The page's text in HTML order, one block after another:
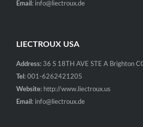
Email : info@liectroux.de
LIECTROUX USA
Address: 36 S 18TH AVE STE A Brighton
Tel : 001-6262421205
Website: http://www.liectroux.us
Email : info@liectroux.de